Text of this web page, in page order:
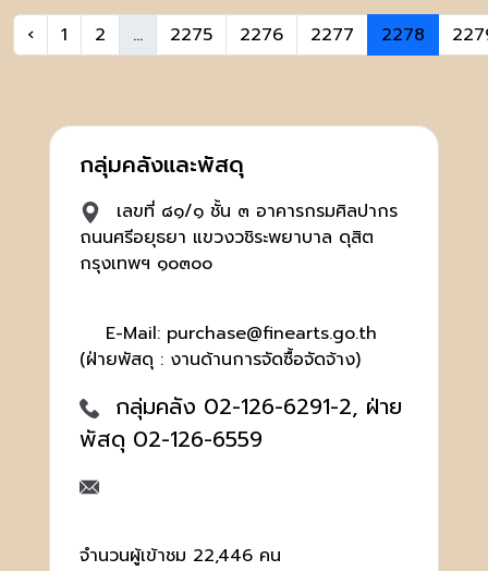
‹ 1 2 ... 2275 2276 2277 2278
กลุ่มคลังและพัสดุ
เลขที่ ๘๑/๑ ชั้น ๓ อาคารกรมศิลปากร
ถนนศรีอยุธยา แขวงวชิระพยาบาล ดุสิต
กรุงเทพฯ ๑๐๓๐๐
E-Mail: purchase@finearts.go.th
(ฝ่ายพัสดุ : งานด้านการจัดซื้อจัดจ้าง)
กลุ่มคลัง 02-126-6291-2, ฝ่าย
พัสดุ 02-126-6559
จำนวนผู้เข้าชม 22,446 คน